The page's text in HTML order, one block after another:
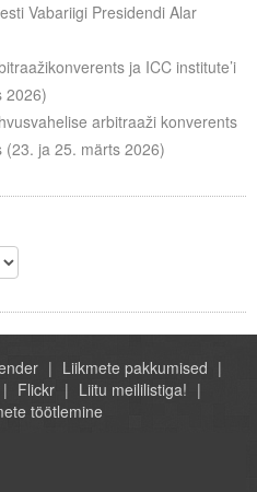
Vabariigi Presidendi Alar
ja ICC institute’i
2026)
arbitraaži konverents
(23. ja 25. märts 2026)
Liikmete pakkumised
Flickr
Liitu meililistiga!
töötlemine